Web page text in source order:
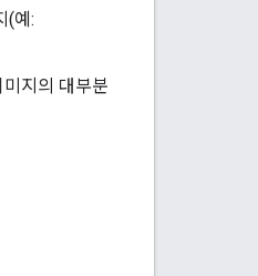
(예:
지의 대부분